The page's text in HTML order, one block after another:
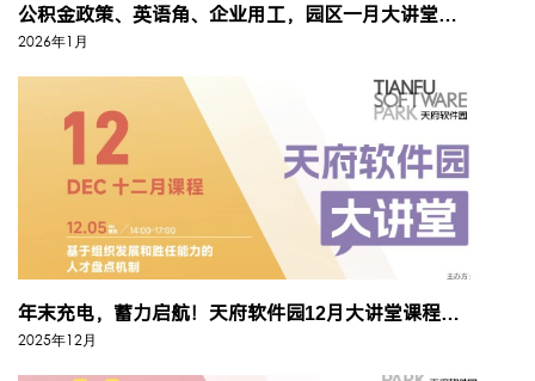
公积金政策、英语角、企业用工，园区一月大讲堂速来锁定
2026年1月
年末充电，蓄力启航！天府软件园12月大讲堂课程安排，请查收！
2025年12月